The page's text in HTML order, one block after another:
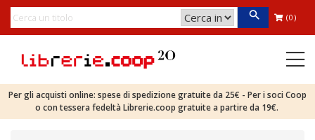
(0)
Per gli acquisti online: spese di spedizione gratuite da 25€ - Per i soci Coop
o con tessera fedeltà Librerie.coop gratuite a partire da 19€.